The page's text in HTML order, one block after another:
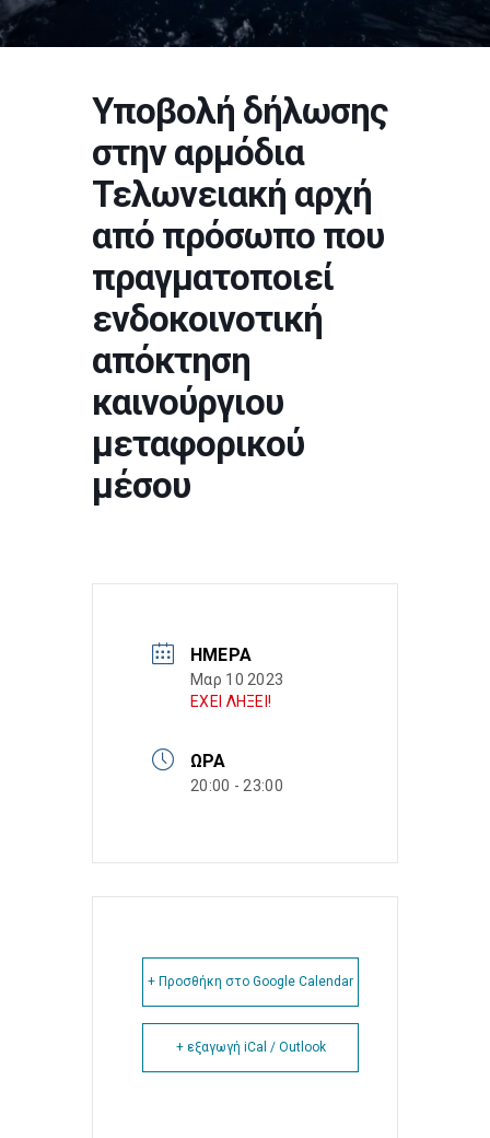
Υποβολή δήλωσης
στην αρμόδια
Τελωνειακή αρχή
από πρόσωπο που
πραγματοποιεί
ενδοκοινοτική
απόκτηση
καινούργιου
μεταφορικού
μέσου
ΗΜΈΡΑ
Μαρ 10 2023
ΕΧΕΙ ΛΗΞΕΙ!
ΏΡΑ
20:00 - 23:00
+ Προσθήκη στο Google Calendar
+ εξαγωγή iCal / Outlook